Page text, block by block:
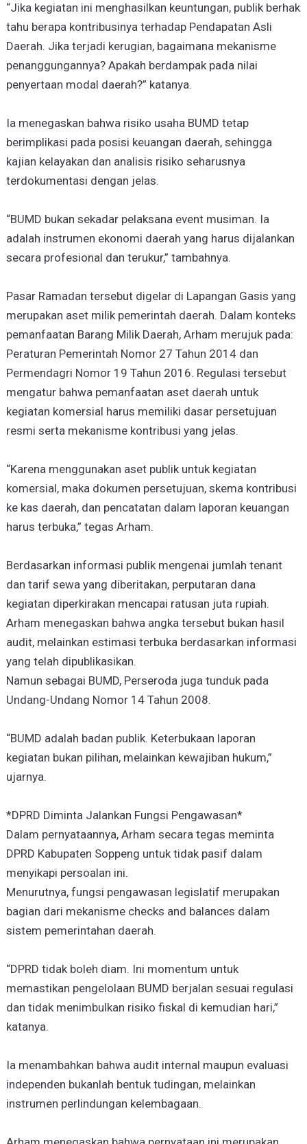
“Jika kegiatan ini menghasilkan keuntungan, publik berhak
tahu berapa kontribusinya terhadap Pendapatan Asli
Daerah. Jika terjadi kerugian, bagaimana mekanisme
penanggungannya? Apakah berdampak pada nilai
penyertaan modal daerah?” katanya.
Ia menegaskan bahwa risiko usaha BUMD tetap
berimplikasi pada posisi keuangan daerah, sehingga
kajian kelayakan dan analisis risiko seharusnya
terdokumentasi dengan jelas.
“BUMD bukan sekadar pelaksana event musiman. Ia
adalah instrumen ekonomi daerah yang harus dijalankan
secara profesional dan terukur,” tambahnya.
Pasar Ramadan tersebut digelar di Lapangan Gasis yang
merupakan aset milik pemerintah daerah. Dalam konteks
pemanfaatan Barang Milik Daerah, Arham merujuk pada:
Peraturan Pemerintah Nomor 27 Tahun 2014 dan
Permendagri Nomor 19 Tahun 2016. Regulasi tersebut
mengatur bahwa pemanfaatan aset daerah untuk
kegiatan komersial harus memiliki dasar persetujuan
resmi serta mekanisme kontribusi yang jelas.
“Karena menggunakan aset publik untuk kegiatan
komersial, maka dokumen persetujuan, skema kontribusi
ke kas daerah, dan pencatatan dalam laporan keuangan
harus terbuka,” tegas Arham.
Berdasarkan informasi publik mengenai jumlah tenant
dan tarif sewa yang diberitakan, perputaran dana
kegiatan diperkirakan mencapai ratusan juta rupiah.
Arham menegaskan bahwa angka tersebut bukan hasil
audit, melainkan estimasi terbuka berdasarkan informasi
yang telah dipublikasikan.
Namun sebagai BUMD, Perseroda juga tunduk pada
Undang-Undang Nomor 14 Tahun 2008.
“BUMD adalah badan publik. Keterbukaan laporan
kegiatan bukan pilihan, melainkan kewajiban hukum,”
ujarnya.
*DPRD Diminta Jalankan Fungsi Pengawasan*
Dalam pernyataannya, Arham secara tegas meminta
DPRD Kabupaten Soppeng untuk tidak pasif dalam
menyikapi persoalan ini.
Menurutnya, fungsi pengawasan legislatif merupakan
bagian dari mekanisme checks and balances dalam
sistem pemerintahan daerah.
“DPRD tidak boleh diam. Ini momentum untuk
memastikan pengelolaan BUMD berjalan sesuai regulasi
dan tidak menimbulkan risiko fiskal di kemudian hari,”
katanya.
Ia menambahkan bahwa audit internal maupun evaluasi
independen bukanlah bentuk tudingan, melainkan
instrumen perlindungan kelembagaan.